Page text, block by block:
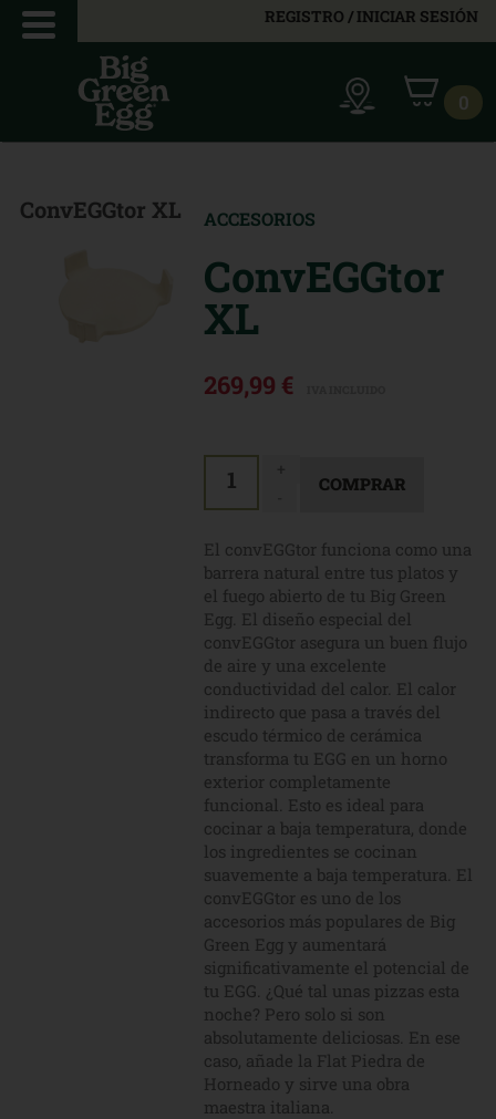
REGISTRO / INICIAR SESIÓN
0
ConvEGGtor XL ACCESORIOS
ConvEGGtor
XL
269,99 €
1
El convEGGtor funciona como una
barrera natural entre tus platos y
el fuego abierto de tu Big Green
Egg. El diseño especial del
convEGGtor asegura un buen flujo
de aire y una excelente
conductividad del calor. El calor
indirecto que pasa a través del
escudo térmico de cerámica
transforma tu EGG en un horno
exterior completamente
funcional. Esto es ideal para
cocinar a baja temperatura, donde
los ingredientes se cocinan
suavemente a baja temperatura. El
convEGGtor es uno de los
accesorios más populares de Big
Green Egg y aumentará
significativamente el potencial de
tu EGG. ¿Qué tal unas pizzas esta
noche? Pero solo si son
absolutamente deliciosas. En ese
caso, añade la Flat Piedra de
Horneado y sirve una obra
maestra italiana.